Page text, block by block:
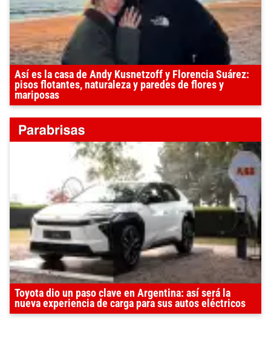
Así es la casa de Andy Kusnetzoff y Florencia Suárez:
pisos flotantes, naturaleza y paredes de flores y
mariposas
Toyota dio un paso clave en Argentina: así será la
nueva experiencia de carga para sus autos eléctricos